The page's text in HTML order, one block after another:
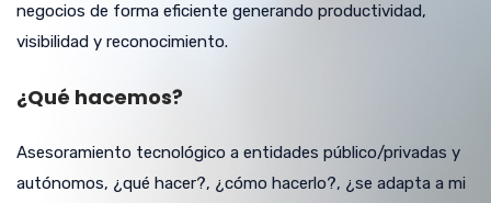
negocios de forma eficiente generando productividad,
visibilidad y reconocimiento.
¿Qué hacemos?
Asesoramiento tecnológico a entidades público/privadas y
autónomos, ¿qué hacer?, ¿cómo hacerlo?, ¿se adapta a mi